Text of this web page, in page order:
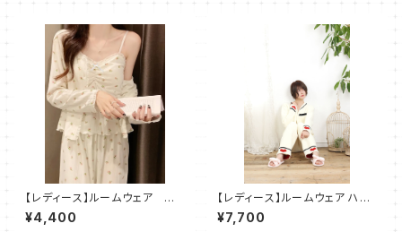
【レディース】ルームウェア 小
花柄 パジャマ 部屋着 3点
セット
¥4,400
【レディース】ルームウェア ハー
ト柄 モコモコ カーディガン パジ
ャマ 部屋着 ２点セット SH505
¥7,700